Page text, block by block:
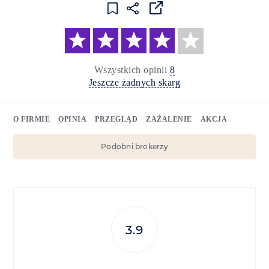
Wszystkich opinii 8
Jeszcze żadnych skarg
O FIRMIE OPINIA PRZEGLĄD ZAŻALENIE AKCJA
Podobni brokerzy
3.9